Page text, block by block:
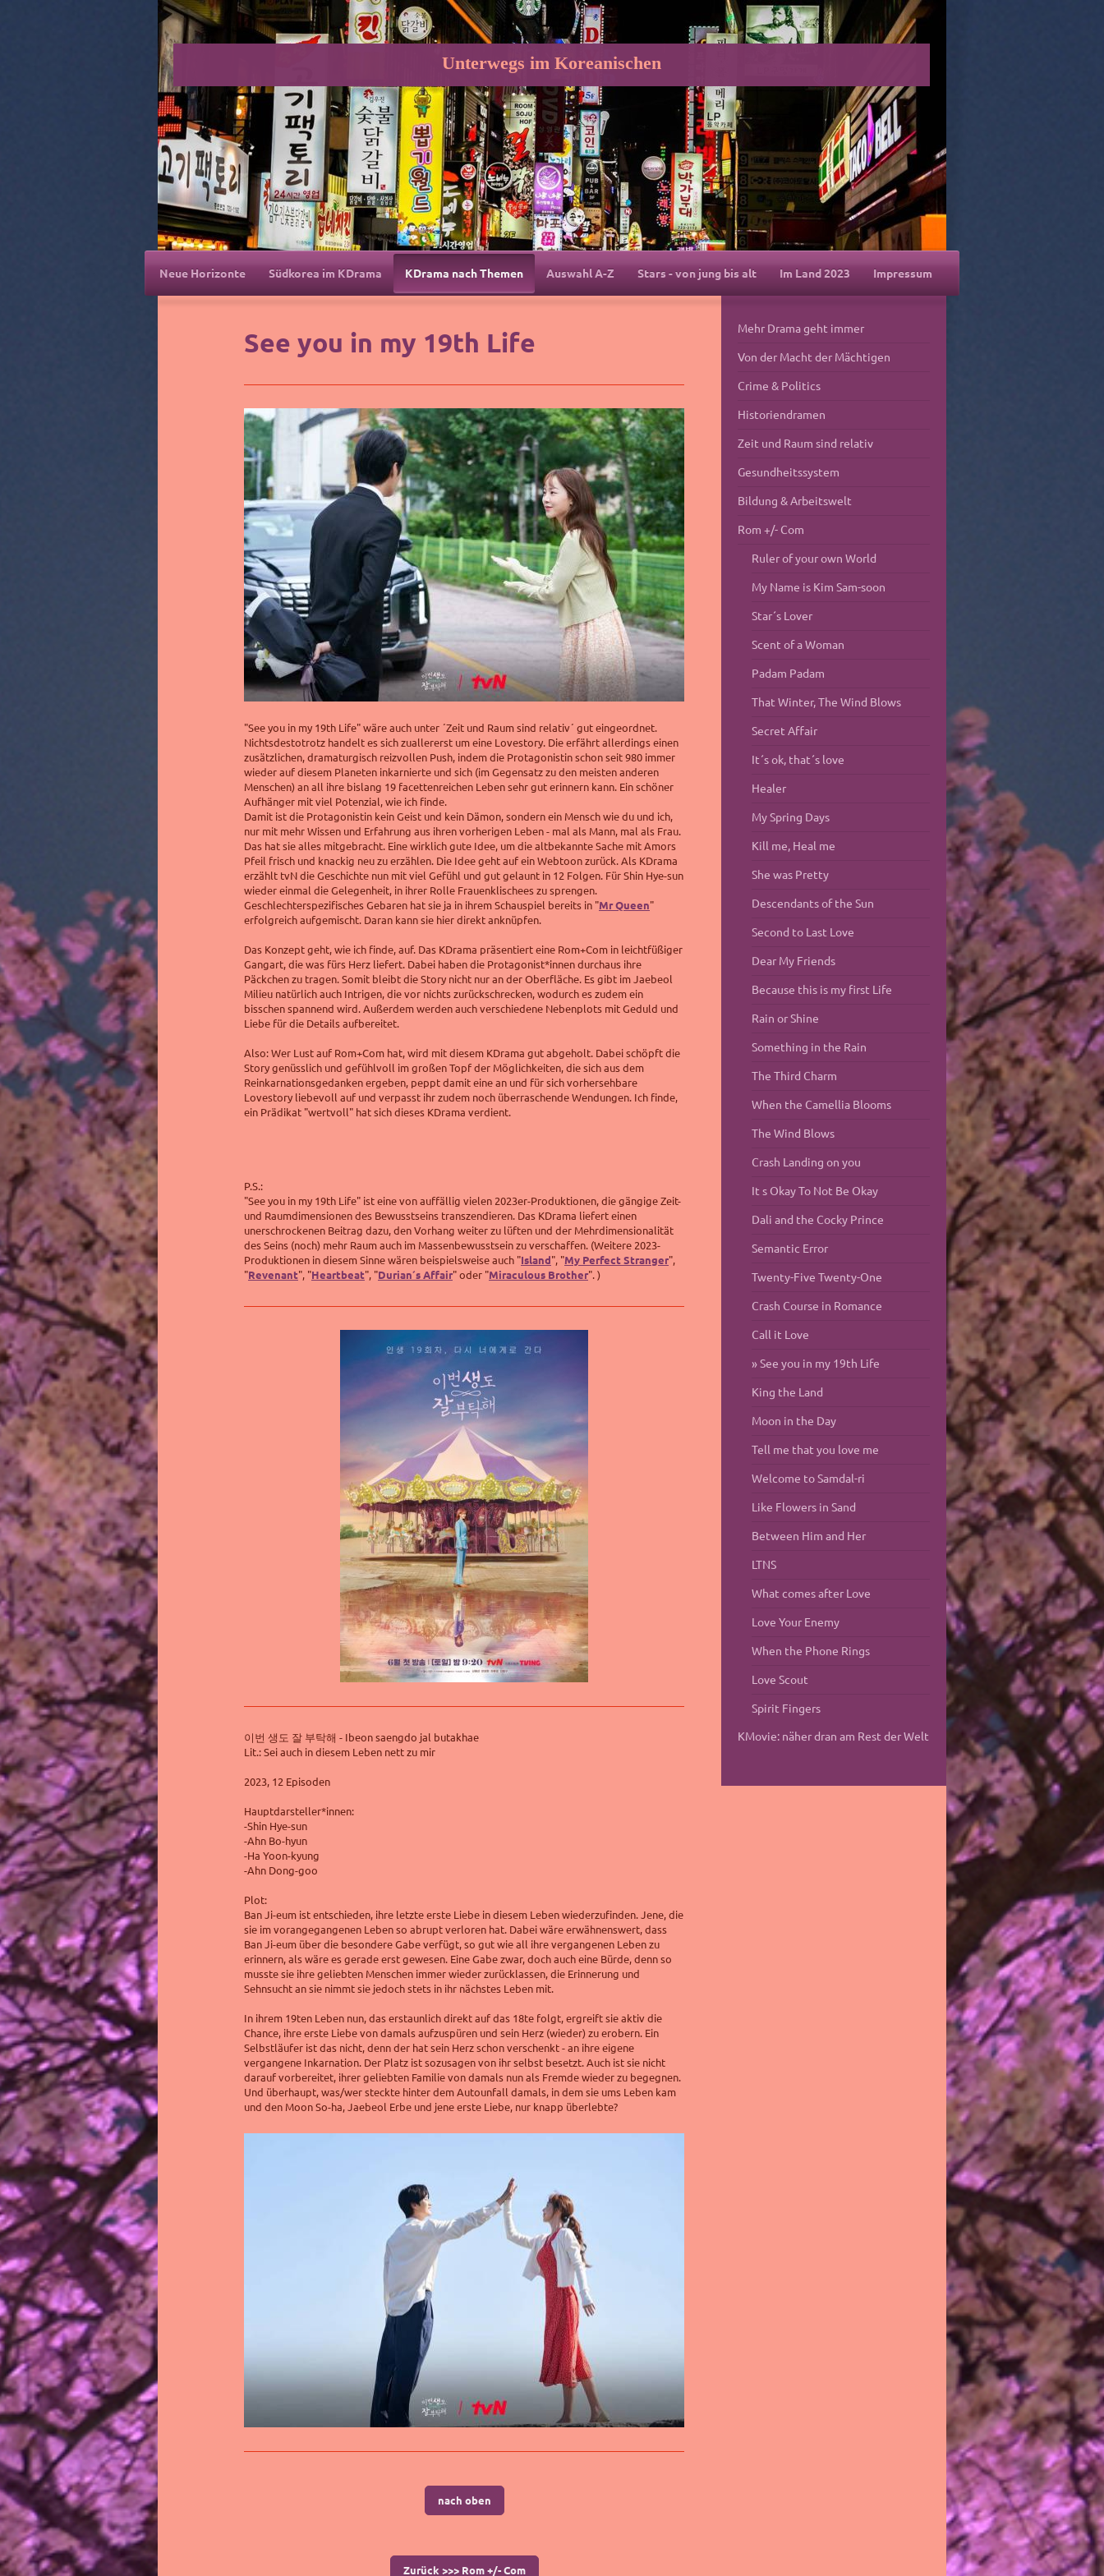
Unterwegs im Koreanischen
Neue Horizonte Südkorea im KDrama KDrama nach Themen Auswahl A-Z Stars - von jung bis alt Im Land 2023 Impressum
See you in my 19th Life
"See you in my 19th Life" wäre auch unter ´Zeit und Raum sind relativ´ gut eingeordnet.
Nichtsdestotrotz handelt es sich zuallererst um eine Lovestory. Die erfährt allerdings einen
zusätzlichen, dramaturgisch reizvollen Push, indem die Protagonistin schon seit 980 immer
wieder auf diesem Planeten inkarnierte und sich (im Gegensatz zu den meisten anderen
Menschen) an all ihre bislang 19 facettenreichen Leben sehr gut erinnern kann. Ein schöner
Aufhänger mit viel Potenzial, wie ich finde.
Damit ist die Protagonistin kein Geist und kein Dämon, sondern ein Mensch wie du und ich,
nur mit mehr Wissen und Erfahrung aus ihren vorherigen Leben- mal als Mann, mal als Frau.
Das hat sie alles mitgebracht. Eine wirklich gute Idee, um die altbekannte Sache mit Amors
Pfeil frisch und knackig neu zu erzählen. Die Idee geht auf ein Webtoon zurück. Als KDrama
erzählt tvN die Geschichte nun mit viel Gefühl und gut gelaunt in 12 Folgen. Für Shin Hye-sun
wieder einmal die Gelegenheit, in ihrer Rolle Frauenklischees zu sprengen.
Geschlechterspezifisches Gebaren hat sie ja in ihrem Schauspiel bereits in "Mr Queen"
erfolgreich aufgemischt. Daran kann sie hier direkt anknüpfen.
Das Konzept geht, wie ich finde, auf. Das KDrama präsentiert eine Rom+Com in leichtfüßiger
Gangart, die was fürs Herz liefert. Dabei haben die Protagonist*innen durchaus ihre
Päckchen zu tragen. Somit bleibt die Story nicht nur an der Oberfläche. Es gibt im Jaebeol
Milieu natürlich auch Intrigen, die vor nichts zurückschrecken, wodurch es zudem ein
bisschen spannend wird. Außerdem werden auch verschiedene Nebenplots mit Geduld und
Liebe für die Details aufbereitet.
Also: Wer Lust auf Rom+Com hat, wird mit diesem KDrama gut abgeholt. Dabei schöpft die
Story genüsslich und gefühlvoll im großen Topf der Möglichkeiten, die sich aus dem
Reinkarnationsgedanken ergeben, peppt damit eine an und für sich vorhersehbare
Lovestory liebevoll auf und verpasst ihr zudem noch überraschende Wendungen. Ich finde,
ein Prädikat "wertvoll" hat sich dieses KDrama verdient.
P.S.:
"See you in my 19th Life" ist eine von auffällig vielen 2023er-Produktionen, die gängige Zeit-
und Raumdimensionen des Bewusstseins transzendieren. Das KDrama liefert einen
unerschrockenen Beitrag dazu, den Vorhang weiter zu lüften und der Mehrdimensionalität
des Seins (noch) mehr Raum auch im Massenbewusstsein zu verschaffen. (Weitere 2023-
Produktionen in diesem Sinne wären beispielsweise auch "Island", "My Perfect Stranger",
"Revenant", "Heartbeat", "Durian´s Affair" oder "Miraculous Brother". )
이번 생도 잘 부탁해 - Ibeon saengdo jal butakhae
Lit.: Sei auch in diesem Leben nett zu mir
2023, 12 Episoden
Hauptdarsteller*innen:
-Shin Hye-sun
-Ahn Bo-hyun
-Ha Yoon-kyung
-Ahn Dong-goo
Plot:
Ban Ji-eum ist entschieden, ihre letzte erste Liebe in diesem Leben wiederzufinden. Jene, die
sie im vorangegangenen Leben so abrupt verloren hat. Dabei wäre erwähnenswert, dass
Ban Ji-eum über die besondere Gabe verfügt, so gut wie all ihre vergangenen Leben zu
erinnern, als wäre es gerade erst gewesen. Eine Gabe zwar, doch auch eine Bürde, denn so
musste sie ihre geliebten Menschen immer wieder zurücklassen, die Erinnerung und
Sehnsucht an sie nimmt sie jedoch stets in ihr nächstes Leben mit.
In ihrem 19ten Leben nun, das erstaunlich direkt auf das 18te folgt, ergreift sie aktiv die
Chance, ihre erste Liebe von damals aufzuspüren und sein Herz (wieder) zu erobern. Ein
Selbstläufer ist das nicht, denn der hat sein Herz schon verschenkt - an ihre eigene
vergangene Inkarnation. Der Platz ist sozusagen von ihr selbst besetzt. Auch ist sie nicht
darauf vorbereitet, ihrer geliebten Familie von damals nun als Fremde wieder zu begegnen.
Und überhaupt, was/wer steckte hinter dem Autounfall damals, in dem sie ums Leben kam
und den Moon So-ha, Jaebeol Erbe und jene erste Liebe, nur knapp überlebte?
nach oben
Zurück >>> Rom +/- Com
Mehr Drama geht immer
Von der Macht der Mächtigen
Crime & Politics
Historiendramen
Zeit und Raum sind relativ
Gesundheitssystem
Bildung & Arbeitswelt
Rom +/- Com
Ruler of your own World
My Name is Kim Sam-soon
Star´s Lover
Scent of a Woman
Padam Padam
That Winter, The Wind Blows
Secret Affair
It´s ok, that´s love
Healer
My Spring Days
Kill me, Heal me
She was Pretty
Descendants of the Sun
Second to Last Love
Dear My Friends
Because this is my first Life
Rain or Shine
Something in the Rain
The Third Charm
When the Camellia Blooms
The Wind Blows
Crash Landing on you
It s Okay To Not Be Okay
Dali and the Cocky Prince
Semantic Error
Twenty-Five Twenty-One
Crash Course in Romance
Call it Love
See you in my 19th Life
King the Land
Moon in the Day
Tell me that you love me
Welcome to Samdal-ri
Like Flowers in Sand
Between Him and Her
LTNS
What comes after Love
Love Your Enemy
When the Phone Rings
Love Scout
Spirit Fingers
KMovie: näher dran am Rest der Welt